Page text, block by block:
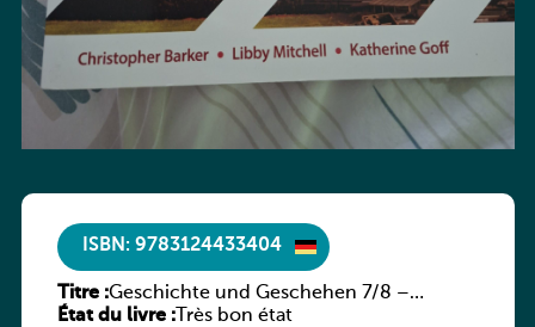
ISBN: 9783124433404
Titre :Geschichte und Geschehen 7/8 –
Rheinland-Pfalz
État du livre :Très bon état